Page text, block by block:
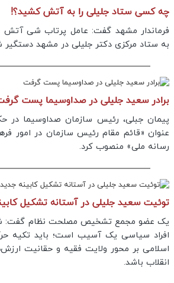
چه کسی ستاد جلیلی را به آتش کشید؟!
فرماندار مشهد گفت: عامل پرتاب شی آتش
به ستاد مرکزی دکتر جلیلی در مشهد دستگیر
برادر سعید جلیلی در صداوسیما پست
پیمان جبلی، رئیس سازمان صداوسیما در
عنوان «قائم مقام رئیس سازمان در امور
رسانه ملی» منصوب کرد.
توئیت سعید جلیلی در آستانه تشکیل
یک عضو مجمع تشخیص مصلحت نظام گفت:
افراد سیاسی یک آسیب است؛ باید تکیه
اسلامی بر محور ولایت فقیه و حقانیت
انقلاب باشد.